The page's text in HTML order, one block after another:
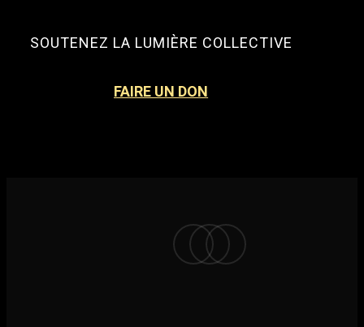
SOUTENEZ LA LUMIÈRE COLLECTIVE
FAIRE UN DON
facebookinstagram
email